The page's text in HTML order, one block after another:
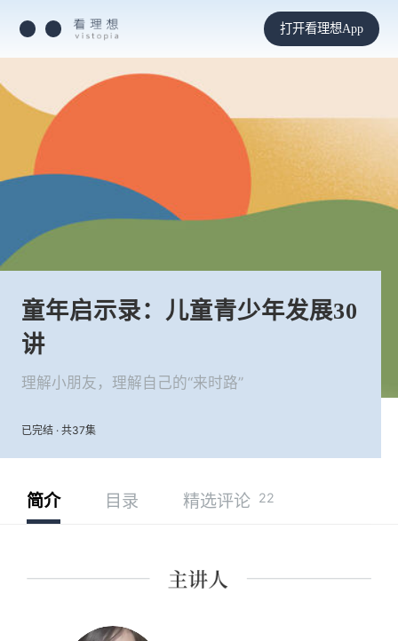
打开看理想App
童年启示录：儿童青少年发展30
讲
理解小朋友，理解自己的“来时路”
已完结 · 共37集
简介 目录 精选评论 22